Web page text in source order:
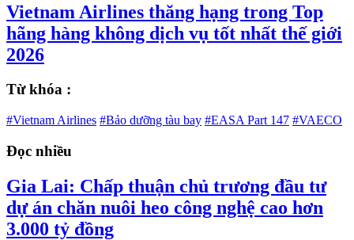
Vietnam Airlines thăng hạng trong Top
hãng hàng không dịch vụ tốt nhất thế giới
2026
Từ khóa :
#Vietnam Airlines #Bảo dưỡng tàu bay #EASA Part 147 #VAECO
Đọc nhiều
Gia Lai: Chấp thuận chủ trương đầu tư
dự án chăn nuôi heo công nghệ cao hơn
3.000 tỷ đồng